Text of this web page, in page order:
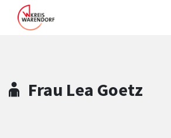
Zum Header
Zum Hauptinhalt
Zum Footer
Zum Hauptinhalt springen
Frau Lea Goetz